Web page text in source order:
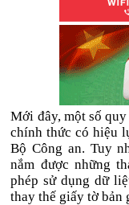
Mới đây, một số
chính thức có hiệu
Bộ Công an. Tuy
nắm được những
phép sử dụng dữ
thay thế giấy tờ bản